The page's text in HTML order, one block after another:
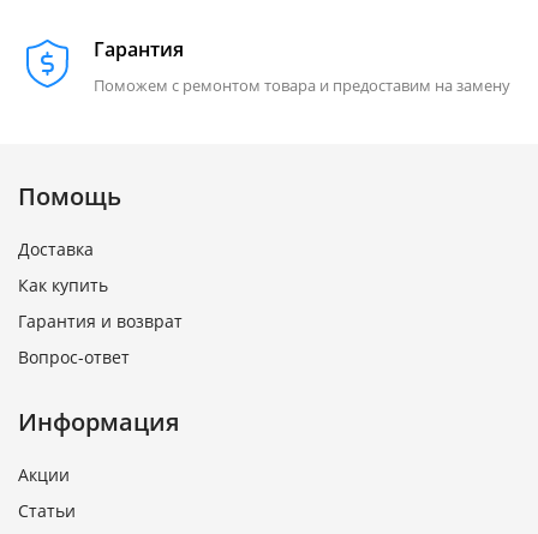
Гарантия
Поможем с ремонтом товара и предоставим на замену
Помощь
Доставка
Как купить
Гарантия и возврат
Вопрос-ответ
Информация
Акции
Статьи